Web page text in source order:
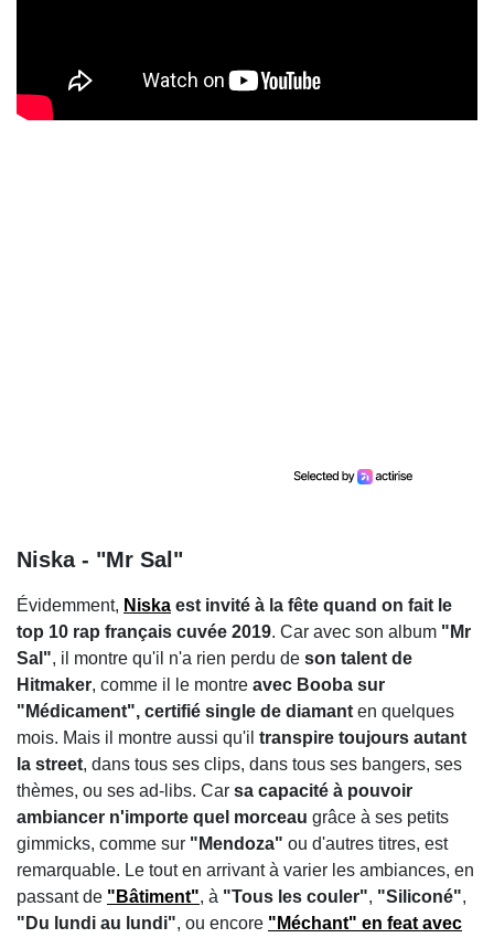
Niska - "Mr Sal"
Évidemment, Niska est invité à la fête quand on fait le
top 10 rap français cuvée 2019. Car avec son album "Mr
Sal", il montre qu'il n'a rien perdu de son talent de
Hitmaker, comme il le montre avec Booba sur
"Médicament", certifié single de diamant en quelques
mois. Mais il montre aussi qu'il transpire toujours autant
la street, dans tous ses clips, dans tous ses bangers, ses
thèmes, ou ses ad-libs. Car sa capacité à pouvoir
ambiancer n'importe quel morceau grâce à ses petits
gimmicks, comme sur "Mendoza" ou d'autres titres, est
remarquable. Le tout en arrivant à varier les ambiances, en
passant de "Bâtiment", à "Tous les couler", "Siliconé",
"Du lundi au lundi", ou encore "Méchant" en feat avec